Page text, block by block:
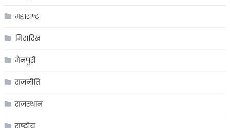
महाराष्ट्र
मिसरिख
मैनपुरी
राजनीति
राजस्थान
राष्ट्रीय